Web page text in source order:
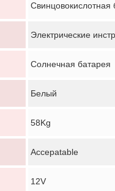
сообщение
Свинцовокислотная
Электрические
Солнечная батарея
Белый
58Kg
Accepatable
12V